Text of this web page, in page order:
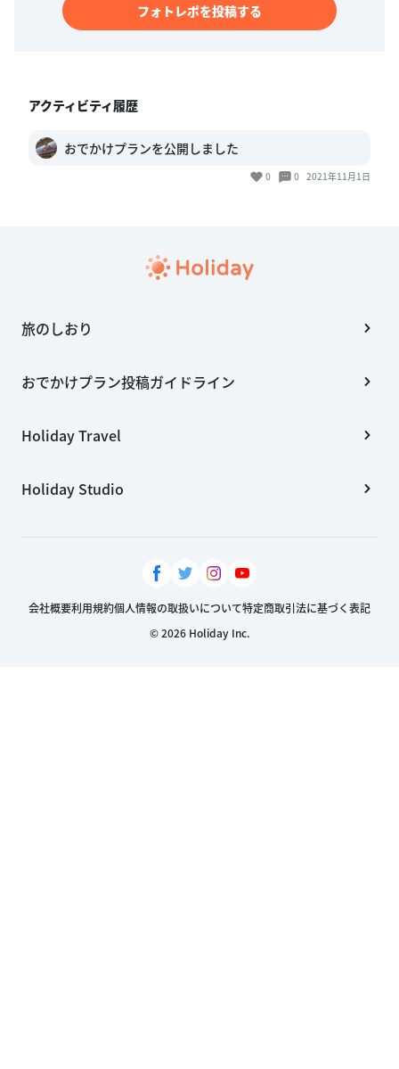
フォトレポを投稿する
アクティビティ履歴
おでかけプランを公開しました
0 0 2021年11月1日
旅のしおり
おでかけプラン投稿ガイドライン
Holiday Travel
Holiday Studio
会社概要利用規約個人情報の取扱いについて特定商取引法に基づく表記
© 2026 Holiday Inc.